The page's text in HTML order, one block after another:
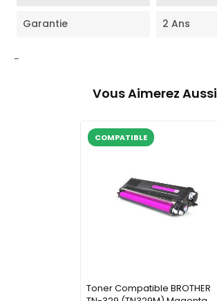
Garantie 2 Ans
-
Vous Aimerez Aussi
COMPATIBLE
Toner Compatible BROTHER